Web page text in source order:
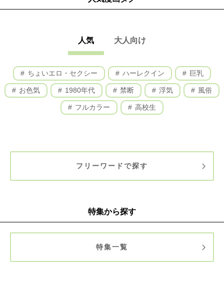
人気 大人向け
ちょいエロ・セクシー ハーレクイン 巨乳
お色気 1980年代 禁断 浮気 風俗
フルカラー 高校生
フリーワードで探す
特集から探す
特集一覧